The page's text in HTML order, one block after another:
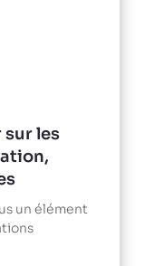
sur les
un élément